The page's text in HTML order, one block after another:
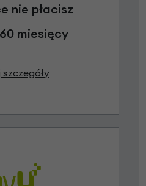
nie płacisz
miesięcy